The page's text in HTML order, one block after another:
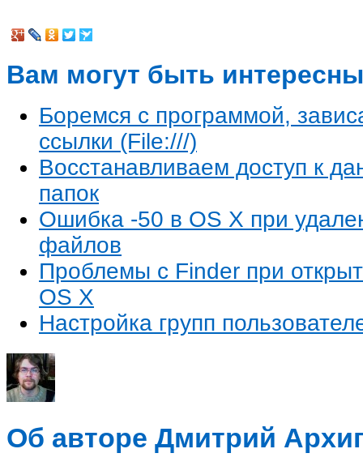
Вам могут быть
Боремся с программой,
ссылки (Filе:///)
Восстанавливаем доступ к
папок
Ошибка -50 в OS X при
файлов
Проблемы с Finder при
OS X
Настройка групп
Об авторе Дмитрий